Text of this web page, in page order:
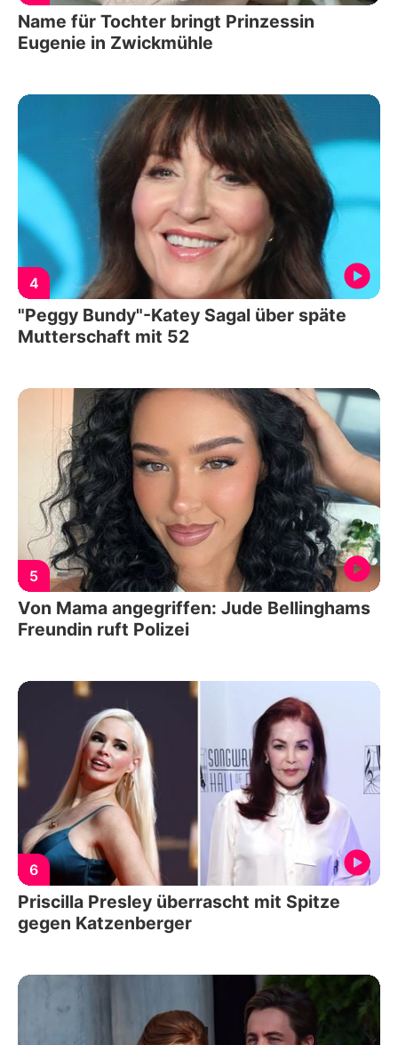
Name für Tochter bringt Prinzessin
Eugenie in Zwickmühle
4
"Peggy Bundy"-Katey Sagal über späte
Mutterschaft mit 52
5
Von Mama angegriffen: Jude Bellinghams
Freundin ruft Polizei
6
Priscilla Presley überrascht mit Spitze
gegen Katzenberger